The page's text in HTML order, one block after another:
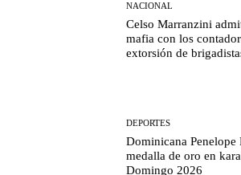
NACIONAL
Celso Marranzini
mafia con los
extorsión de
DEPORTES
Dominicana Penelope
medalla de oro en
Domingo 2026